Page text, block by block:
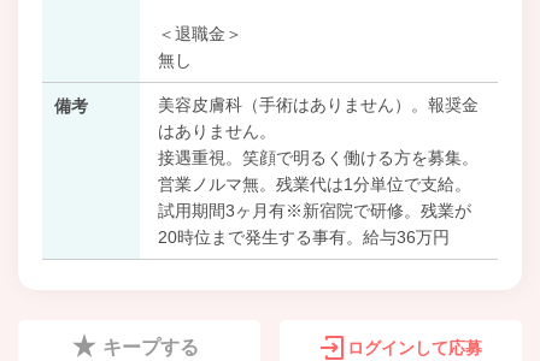
＜退職金＞
無し
備考
美容皮膚科（手術はありません）。報奨金
はありません。
接遇重視。笑顔で明るく働ける方を募集。
営業ノルマ無。残業代は1分単位で支給。
試用期間3ヶ月有※新宿院で研修。残業が
20時位まで発生する事有。給与36万円
キープする ログインして応募